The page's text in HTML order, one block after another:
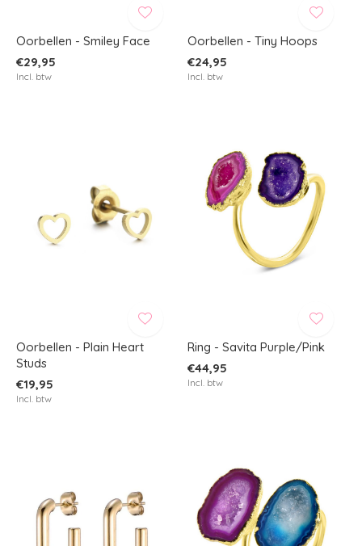
Oorbellen - Smiley Face
€29,95
Incl. btw
Oorbellen - Tiny Hoops
€24,95
Incl. btw
Oorbellen - Plain Heart
Studs
€19,95
Incl. btw
Ring - Savita Purple/Pink
€44,95
Incl. btw